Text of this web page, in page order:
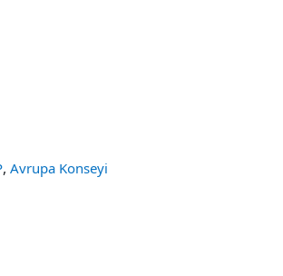
, Avrupa Konseyi